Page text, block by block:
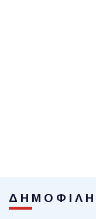
ΔΗΜΟΦΙΛΗ